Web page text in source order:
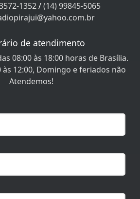
08:00 às 18:00 horas de Brasília.
às 12:00, Domingo e feriados não
Atendemos!